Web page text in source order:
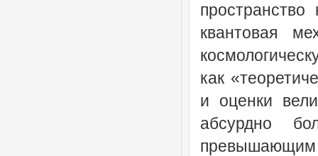
квантовая
как
и оценки
абсурдно